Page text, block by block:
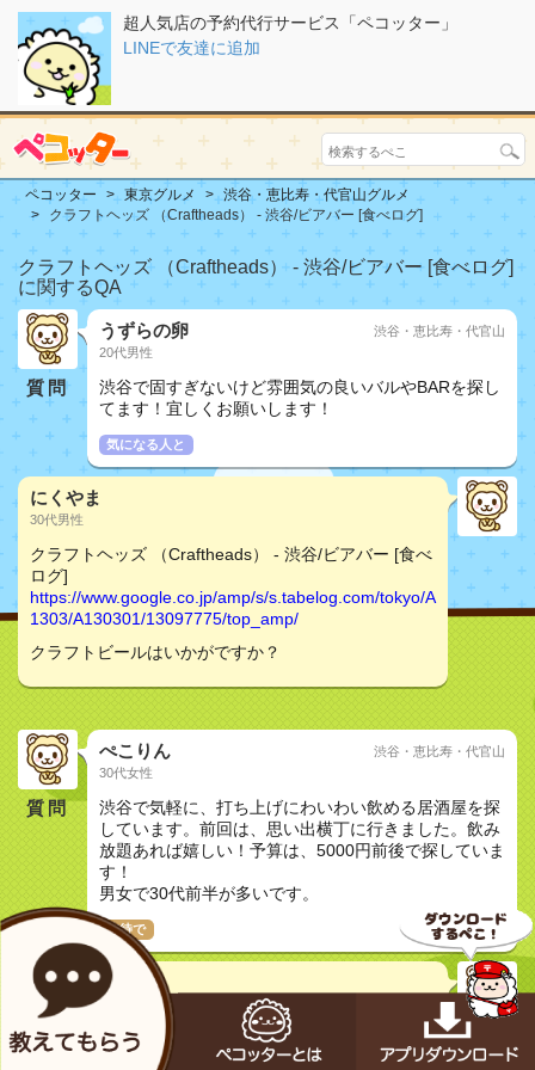
超人気店の予約代行サービス「ペコッター」
LINEで友達に追加
ペコッター 東京グルメ
渋谷・恵比寿・代官山グルメ
クラフトヘッズ （Craftheads） - 渋谷/ビアバー [食べログ]
クラフトヘッズ （Craftheads） - 渋谷/ビアバー [食べログ]
に関するQA
質問
うずらの卵
20代男性
渋谷・恵比寿・代官山
渋谷で固すぎないけど雰囲気の良いバルやBARを探し
てます！宜しくお願いします！
気になる人と
にくやま
30代男性
クラフトヘッズ （Craftheads） - 渋谷/ビアバー [食べ
ログ]
https://www.google.co.jp/amp/s/s.tabelog.com/tokyo/A
1303/A130301/13097775/top_amp/
クラフトビールはいかがですか？
質問
ぺこりん
30代女性
渋谷・恵比寿・代官山
渋谷で気軽に、打ち上げにわいわい飲める居酒屋を探
しています。前回は、思い出横丁に行きました。飲み
放題あれば嬉しい！予算は、5000円前後で探していま
す！
男女で30代前半が多いです。
接待で
にくやま
30代男性
クラフトヘッズ （Craftheads） - 渋谷/ビアバー [食べ